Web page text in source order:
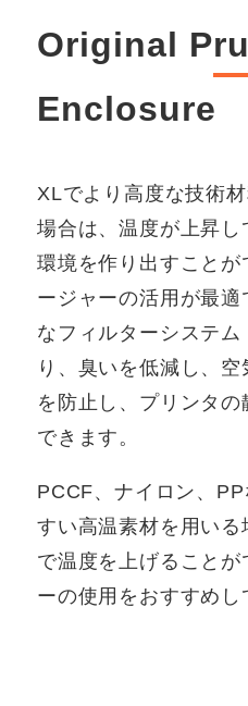
Original
Enclosure
XLでより高度な技術
場合は、温度が上昇し
環境を作り出すことが
ージャーの活用が最
なフィルターシステ
り、臭いを低減し、
を防止し、プリンタ
できます。
PCCF、ナイロン、
すい高温素材を用い
で温度を上げること
ーの使用をおすすめし